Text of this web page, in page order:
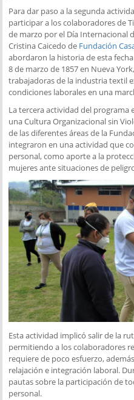
Para dar paso a la segunda
participar a los colaboradores de
de marzo por el Día Internacional
Cristina Caicedo de Fundación
abordaron la historia de esta
8 de marzo de 1857 en Nueva
trabajadoras de la industria textil
condiciones laborales en una
La tercera actividad del programa
una Cultura Organizacional sin
de las diferentes áreas de la
integraron en una actividad que
personal, como aporte a la
mujeres ante situaciones de
Esta actividad implicó salir de la
permitiendo a los colaboradores
requiere de poco esfuerzo,
relajación e integración laboral.
pautas sobre la participación de
personal.